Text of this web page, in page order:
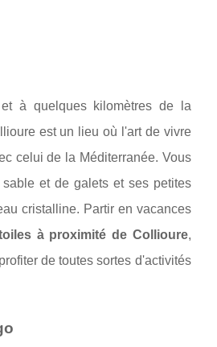
à quelques kilomètres de la
est un lieu où l'art de vivre
celui de la Méditerranée. Vous
et de galets et ses petites
cristalline. Partir en vacances
à proximité de Collioure,
de toutes sortes d'activités